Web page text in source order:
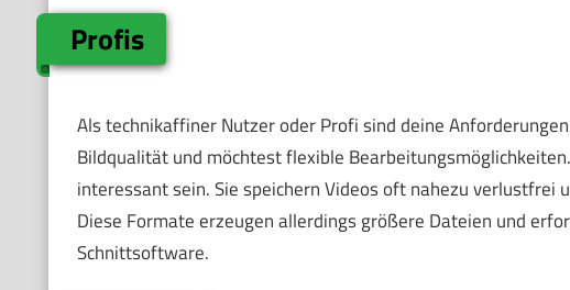
Profis
Als technikaffiner Nutzer oder Profi sind deine
Bildqualität und möchtest flexible
interessant sein. Sie speichern Videos oft nahezu verlustfrei
Diese Formate erzeugen allerdings größere Dateien und
Schnittsoftware.